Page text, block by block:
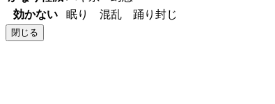
効かない
眠り 混乱 踊り封じ
閉じる